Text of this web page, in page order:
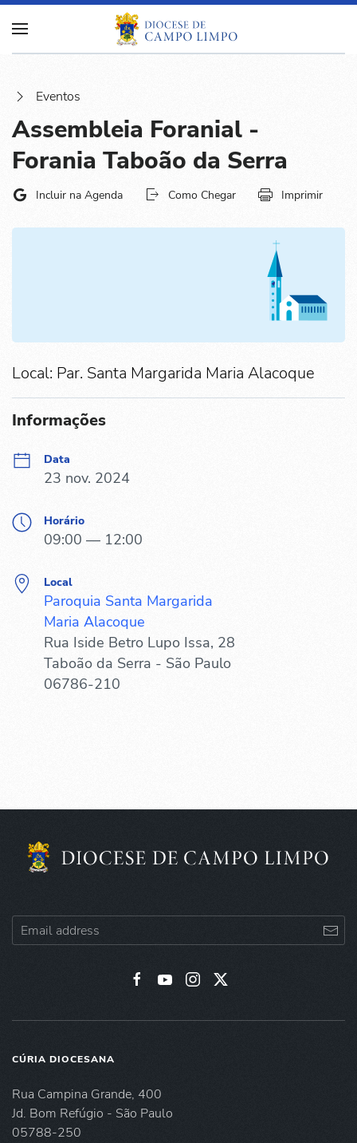
Eventos
Assembleia Foranial -
Forania Taboão da Serra
Incluir na Agenda Como Chegar Imprimir
Local: Par. Santa Margarida Maria Alacoque
Informações
Data
23 nov. 2024
Horário
09:00 — 12:00
Local
Paroquia Santa Margarida
Maria Alacoque
Rua Iside Betro Lupo Issa, 28
Taboão da Serra - São Paulo
06786-210
CÚRIA DIOCESANA
Rua Campina Grande, 400
Jd. Bom Refúgio - São Paulo
05788-250